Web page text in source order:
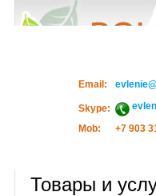
Email:
Skype:
Mob:
+7 903
Товары и